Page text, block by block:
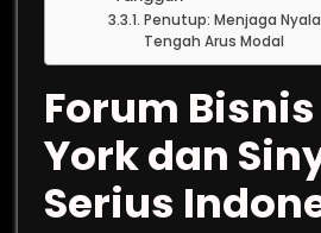
Penutup: Menjaga
Tengah Arus Modal
Forum
York dan
Serius